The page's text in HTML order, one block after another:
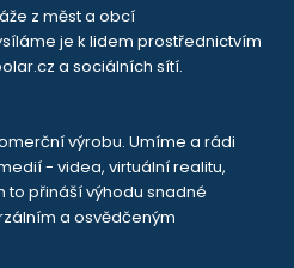
z měst a obcí
je k lidem prostřednictvím
a sociálních sítí.
výrobu. Umíme a rádi
- videa, virtuální realitu,
to přináší výhodu snadné
a osvědčeným